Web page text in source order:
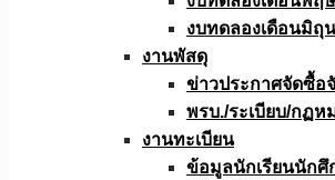
งบทดลองเดือนมิถุ
งานพัสดุ
ข่าวประกาศจัดซื้อ
พรบ./ระเบียบ/กฏห
งานทะเบียน
ข้อมูลนักเรียนนักศึ